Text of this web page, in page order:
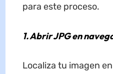
para este proceso.
1. Abrir JPG en
Localiza tu imagen